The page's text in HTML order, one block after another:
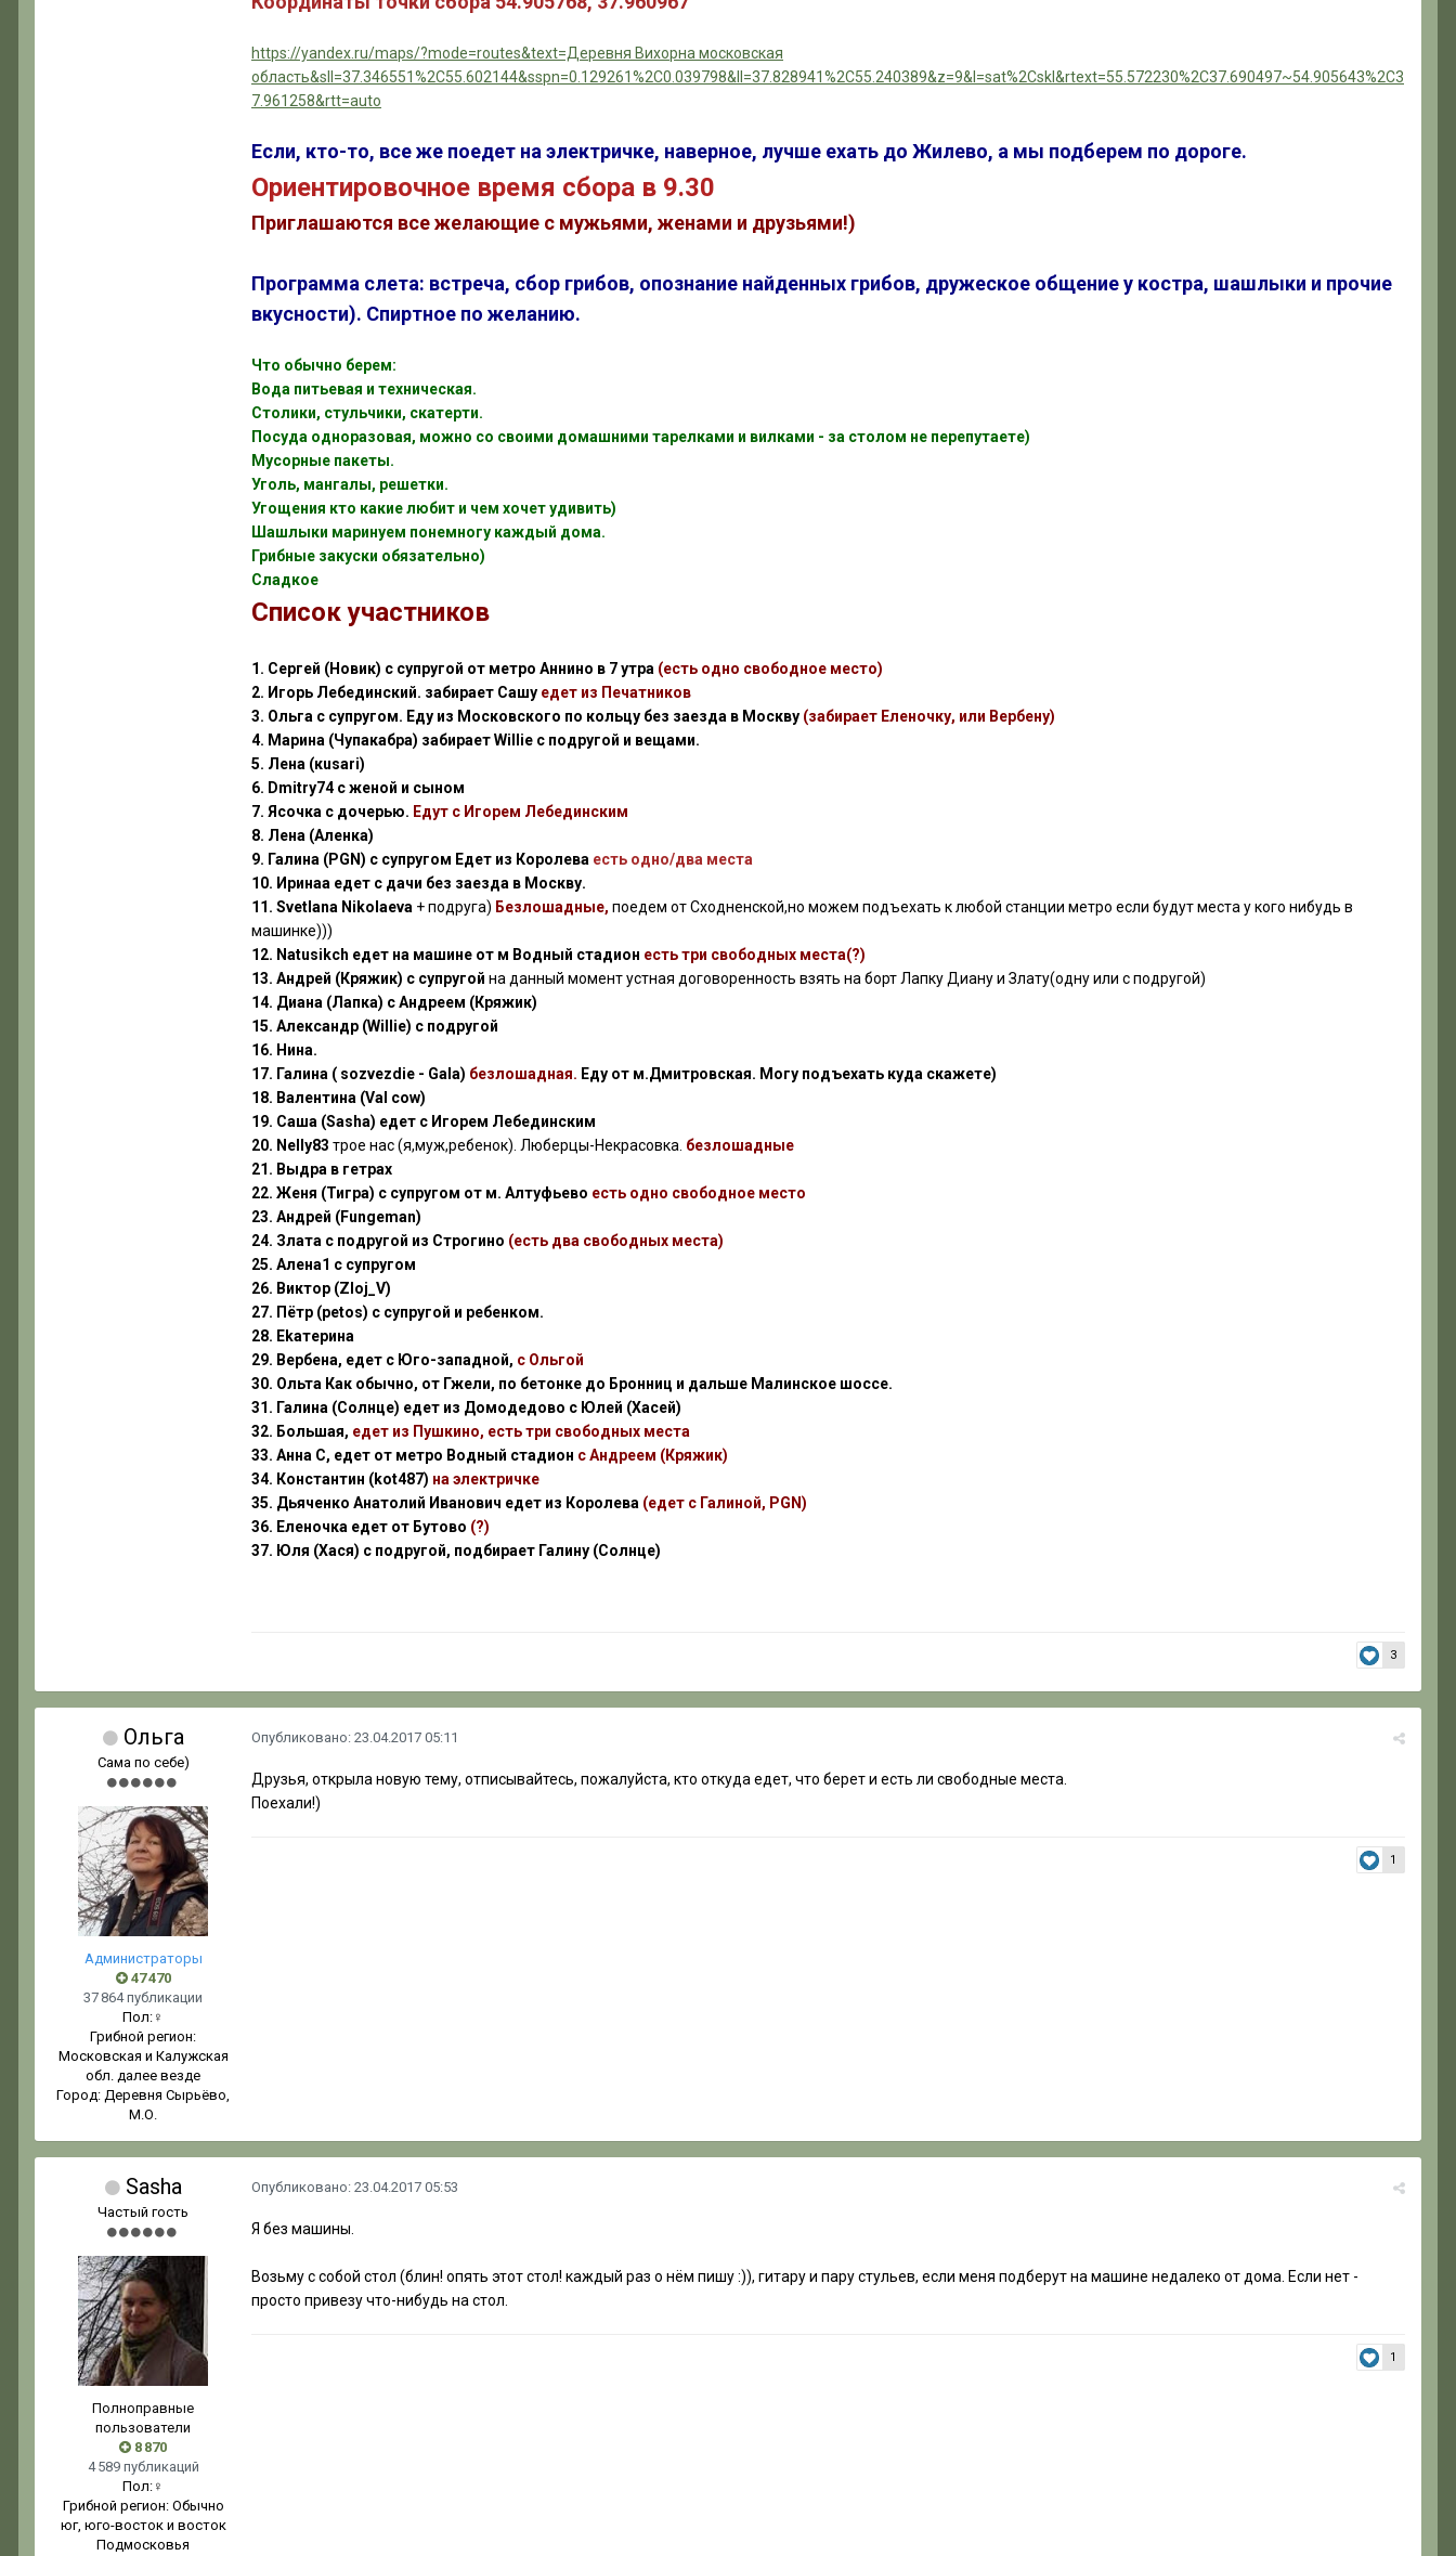
https://yandex.ru/maps/?mode=routes&text=Деревня Вихорна московская
область&sll=37.346551%2C55.602144&sspn=0.129261%2C0.039798&ll=37.828941%2C55.240389&z=9&l=sat%2Cskl&rtext=55.572230%2C37.690497~54.905643%2C3
7.961258&rtt=auto
Если, кто-то, все же поедет на электричке, наверное, лучше ехать до Жилево, а мы подберем по дороге.
Ориентировочное время сбора в 9.30
Приглашаются все желающие с мужьями, женами и друзьями!)
Программа слета: встреча, сбор грибов, опознание найденных грибов, дружеское общение у костра, шашлыки и прочие
вкусности). Спиртное по желанию.
Что обычно берем:
Вода питьевая и техническая.
Столики, стульчики, скатерти.
Посуда одноразовая, можно со своими домашними тарелками и вилками - за столом не перепутаете)
Мусорные пакеты.
Уголь, мангалы, решетки.
Угощения кто какие любит и чем хочет удивить)
Шашлыки маринуем понемногу каждый дома.
Грибные закуски обязательно)
Сладкое
Список участников
1. Сергей (Новик) с супругой от метро Аннино в 7 утра (есть одно свободное место)
2. Игорь Лебединский. забирает Сашу едет из Печатников
3. Ольга с супругом. Еду из Московского по кольцу без заезда в Москву (забирает Еленочку, или Вербену)
4. Марина (Чупакабра) забирает Willie с подругой и вещами.
5. Лена (кusari)
6. Dmitry74 с женой и сыном
7. Ясочка с дочерью. Едут с Игорем Лебединским
8. Лена (Аленка)
9. Галина (PGN) с супругом Едет из Королева есть одно/два места
10. Иринаа едет с дачи без заезда в Москву.
11. Svetlana Nikolaevа + подруга) Безлошадные, поедем от Сходненской,но можем подъехать к любой станции метро если будут места у кого нибудь в
машинке)))
12. Natusikch едет на машине от м Водный стадион есть три свободных места(?)
13. Андрей (Кряжик) с супругой на данный момент устная договоренность взять на борт Лапку Диану и Злату(одну или с подругой)
14. Диана (Лапка) с Андреем (Кряжик)
15. Александр (Willie) с подругой
16. Нина.
17. Галина ( sozvezdie - Gala) безлошадная. Еду от м.Дмитровская. Могу подъехать куда скажете)
18. Валентина (Val cow)
19. Саша (Sasha) едет с Игорем Лебединским
20. Nelly83 трое нас (я,муж,ребенок). Люберцы-Некрасовка. безлошадные
21. Выдра в гетрах
22. Женя (Тигра) с супругом от м. Алтуфьево есть одно свободное место
23. Андрей (Fungeman)
24. Злата с подругой из Строгино (есть два свободных места)
25. Алена1 с супругом
26. Виктор (Zloj_V)
27. Пётр (petos) с супругой и ребенком.
28. Ekатерина
29. Вербена, едет с Юго-западной, с Ольгой
30. Ольта Как обычно, от Гжели, по бетонке до Бронниц и дальше Малинское шоссе.
31. Галина (Солнце) едет из Домодедово с Юлей (Хасей)
32. Большая, едет из Пушкино, есть три свободных места
33. Анна С, едет от метро Водный стадион с Андреем (Кряжик)
34. Константин (kot487) на электричке
35. Дьяченко Анатолий Иванович едет из Королева (едет с Галиной, PGN)
36. Еленочка едет от Бутово (?)
37. Юля (Хася) с подругой, подбирает Галину (Солнце)
3
Ольга
Сама по себе)
Администраторы
47 470
37 864 публикации
Пол: ♀
Грибной регион:
Московская и Калужская
обл. далее везде
Город: Деревня Сырьёво,
М.О.
Опубликовано: 23.04.2017 05:11
Друзья, открыла новую тему, отписывайтесь, пожалуйста, кто откуда едет, что берет и есть ли свободные места.
Поехали!)
1
Sasha
Частый гость
Полноправные
пользователи
8 870
4 589 публикаций
Пол: ♀
Грибной регион: Обычно
юг, юго-восток и восток
Подмосковья
Опубликовано: 23.04.2017 05:53
Я без машины.
Возьму с собой стол (блин! опять этот стол! каждый раз о нём пишу :)), гитару и пару стульев, если меня подберут на машине недалеко от дома. Если нет -
просто привезу что-нибудь на стол.
1